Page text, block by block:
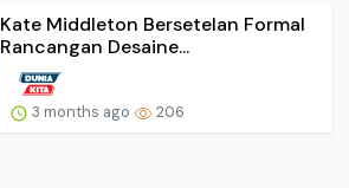
Kate Middleton Bersetelan Formal
Rancangan Desaine...
3 months ago 206